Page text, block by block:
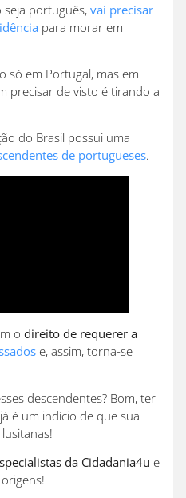
seja português, vai precisar
para morar em
só em Portugal, mas em
precisar de visto é tirando a
do Brasil possui uma
de portugueses.
o direito de requerer a
e, assim, torna-se
descendentes? Bom, ter
já é um indício de que sua
da Cidadania4u e